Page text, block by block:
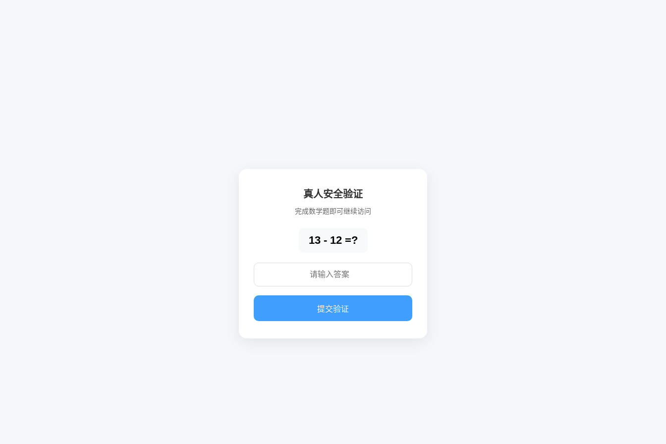
真人安全验证
完成数学题即可继续访问
13 - 12 =?
提交验证